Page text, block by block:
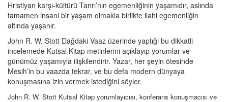
Hristiyan karşı-kültürü Tanrı’nın egemenliğinin yaşamıdır, aslında
tamamen insani bir yaşam olmakla birlikte ilahi egemenliğin
altında yaşanır.
John R. W. Stott Dağdaki Vaaz üzerinde yaptığı bu dikkatli
incelemede Kutsal Kitap metinlerini açıklayıp yorumlar ve
günümüz yaşamıyla ilişkilendirir. Yazar, her şeyin ötesinde
Mesih’in bu vaazda tekrar, ve bu defa modern dünyaya
konuşmasına izin vermek istediğini söyler.
John R. W. Stott Kutsal Kitap yorumlayıcısı, konferans konuşmacısı ve